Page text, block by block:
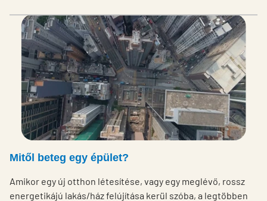
Mitől beteg egy épület?
Amikor egy új otthon létesítése, vagy egy meglévő, rossz
energetikájú lakás/ház felújítása kerül szóba, a legtöbben